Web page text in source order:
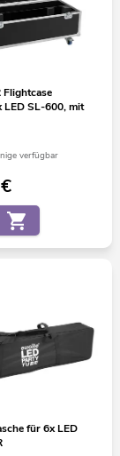
Flightcase
LED SL-600, mit
verfügbar
€
für 6x LED